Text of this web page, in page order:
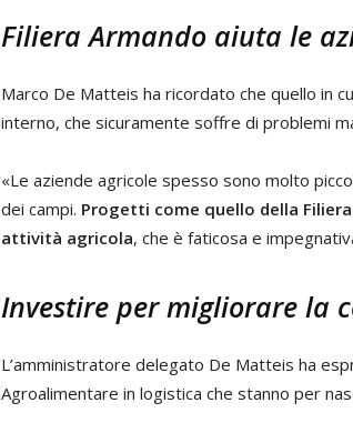
Filiera Armando aiuta le
Marco De Matteis ha ricordato che quello in
interno, che sicuramente soffre di problemi
«Le aziende agricole spesso sono molto
dei campi. Progetti come quello della
attività agricola, che è faticosa e
Investire per migliorare la
L’amministratore delegato De Matteis ha
Agroalimentare in logistica che stanno per